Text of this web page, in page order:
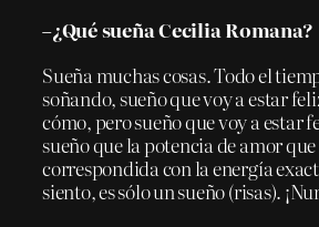
–¿Qué sueña Cecilia Romana?
Sueña muchas cosas. Todo el
soñando, sueño que voy a estar
cómo, pero sueño que voy a estar
sueño que la potencia de amor que
correspondida con la energía
siento, es sólo un sueño (risas).